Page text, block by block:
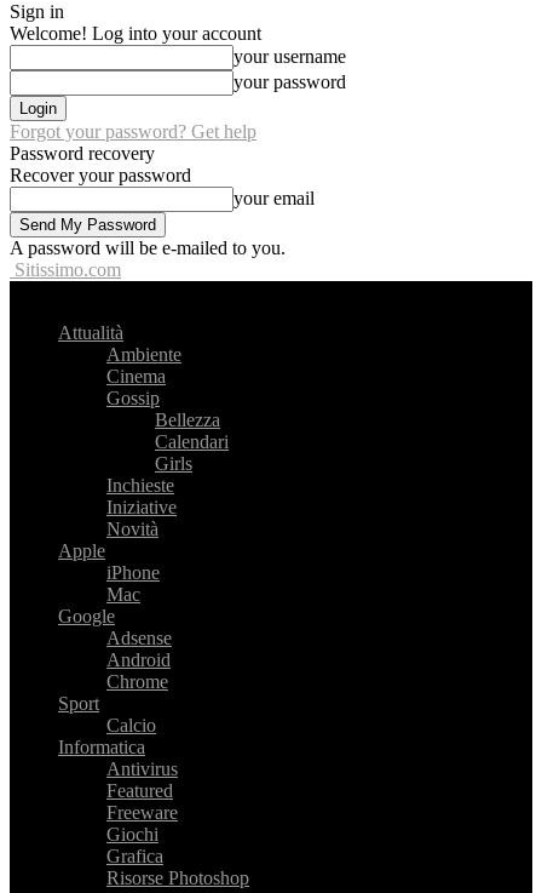
Sign in
Welcome! Log into your account
your username
your password
Forgot your password? Get help
Password recovery
Recover your password
your email
A password will be e-mailed to you.
Sitissimo.com
Attualità
Ambiente
Cinema
Gossip
Bellezza
Calendari
Girls
Inchieste
Iniziative
Novità
Apple
iPhone
Mac
Google
Adsense
Android
Chrome
Sport
Calcio
Informatica
Antivirus
Featured
Freeware
Giochi
Grafica
Risorse Photoshop